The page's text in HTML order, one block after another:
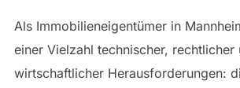
Als Immobilieneigentümer in
einer Vielzahl technischer, rechtlicher
wirtschaftlicher Herausforderungen: